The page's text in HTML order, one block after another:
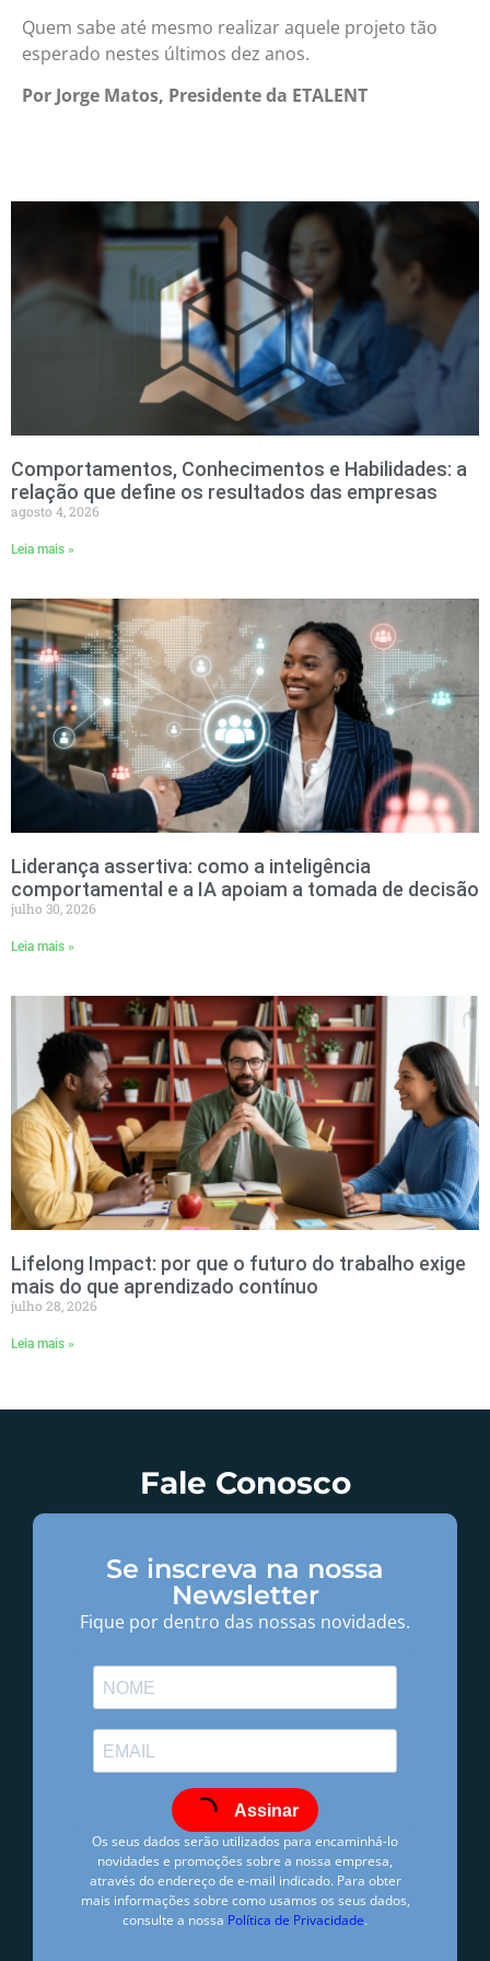
Quem sabe até mesmo realizar aquele projeto tão
esperado nestes últimos dez anos.
Por Jorge Matos, Presidente da ETALENT
Comportamentos, Conhecimentos e Habilidades: a
relação que define os resultados das empresas
agosto 4, 2026
Leia mais »
Liderança assertiva: como a inteligência
comportamental e a IA apoiam a tomada de decisão
julho 30, 2026
Leia mais »
Lifelong Impact: por que o futuro do trabalho exige
mais do que aprendizado contínuo
julho 28, 2026
Leia mais »
Fale Conosco
Se inscreva na nossa
Newsletter
Fique por dentro das nossas novidades.
Assinar
Os seus dados serão utilizados para encaminhá-lo
novidades e promoções sobre a nossa empresa,
através do endereço de e-mail indicado. Para obter
mais informações sobre como usamos os seus dados,
consulte a nossa Política de Privacidade.